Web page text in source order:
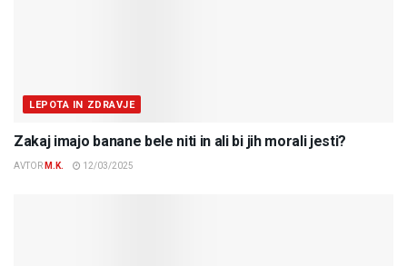
LEPOTA IN ZDRAVJE
Zakaj imajo banane bele niti in ali bi jih morali jesti?
AVTOR M.K. 12/03/2025